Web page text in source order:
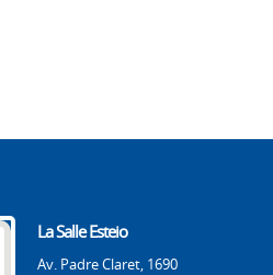
La Salle Esteio
Av. Padre Claret, 1690